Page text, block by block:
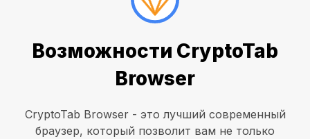
Возможности CryptoTab
Browser
CryptoTab Browser - это лучший современный
браузер, который позволит вам не только